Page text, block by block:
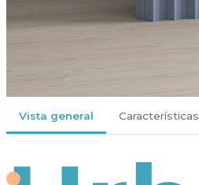
Vista general Características